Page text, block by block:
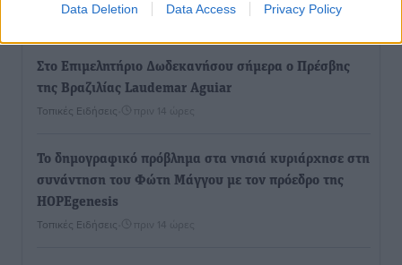
Data Deletion Data Access Privacy Policy
Τοπικές Ειδήσεις• πριν 13 ώρες
Στο Επιμελητήριο Δωδεκανήσου σήμερα ο Πρέσβης
της Βραζιλίας Laudemar Aguiar
Τοπικές Ειδήσεις πριν 14 ώρες
To δημογραφικό πρόβλημα στα νησιά κυριάρχησε στη
συνάντηση του Φώτη Μάγγου με τον πρόεδρο της
HOPEgenesis
Τοπικές Ειδήσεις πριν 14 ώρες